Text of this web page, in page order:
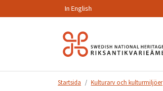
In English
Startsida Kulturarv och kulturmiljöer